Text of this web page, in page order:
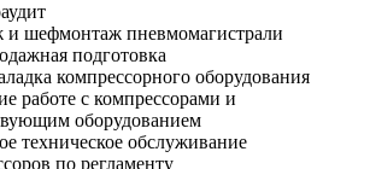
шефмонтаж пневмомагистрали
подготовка
компрессорного оборудования
работе с компрессорами и
оборудованием
техническое обслуживание
по регламенту